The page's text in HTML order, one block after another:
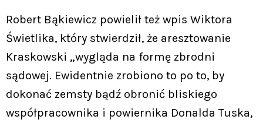
Robert Bąkiewicz powielił też wpis Wiktora
Świetlika, który stwierdził, że aresztowanie
Kraskowski „wygląda na formę zbrodni
sądowej. Ewidentnie zrobiono to po to, by
dokonać zemsty bądź obronić bliskiego
współpracownika i powiernika Donalda Tuska,